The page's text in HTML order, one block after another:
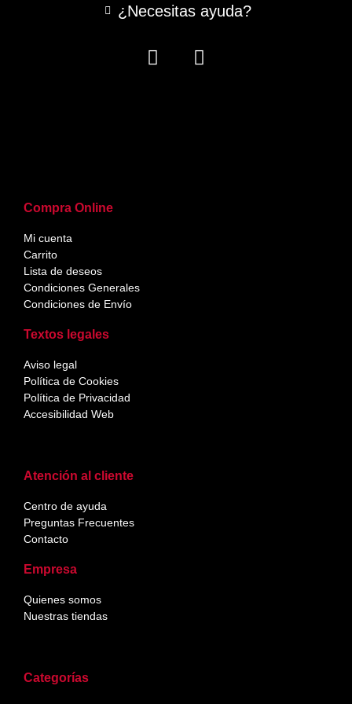
Categorías
Atención al cliente
Centro de ayuda
Preguntas Frecuentes
Contacto
Empresa
Quienes somos
Nuestras tiendas
Compra Online
Mi cuenta
Carrito
Lista de deseos
Condiciones Generales
Condiciones de Envío
Textos legales
Aviso legal
Política de Cookies
Política de Privacidad
Accesibilidad Web
¿Necesitas ayuda?